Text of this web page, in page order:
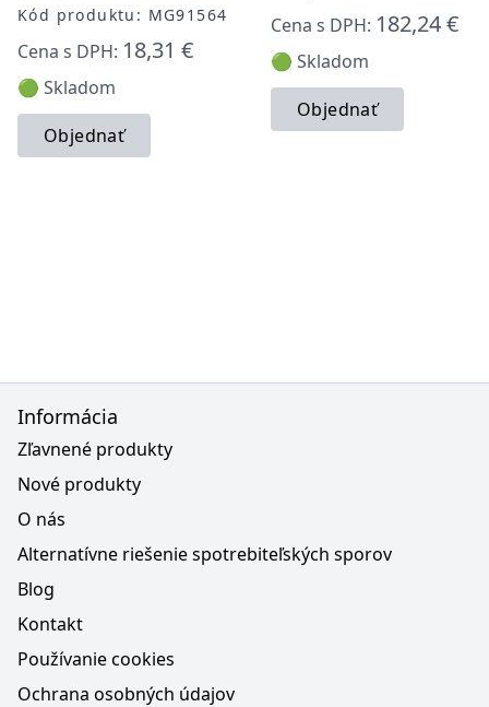
Kód produktu: MG91564
Cena s DPH: 18,31 €
🟢 Skladom
Objednať
Cena s DPH: 182,24 €
🟢 Skladom
Objednať
Informácia
Zľavnené produkty
Nové produkty
O nás
Alternatívne riešenie spotrebiteľských sporov
Blog
Kontakt
Používanie cookies
Ochrana osobných údajov